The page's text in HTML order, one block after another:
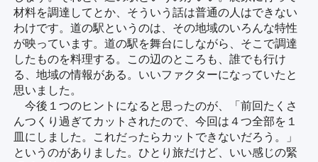
材料を調達してとか、そういう話は普通の人はできない
わけです。道の駅というのは、その地域のいろんな特性
が映っています。道の駅を舞台にしながら、そこで調達
したものを料理する。この辺のところも、誰でも行け
る、地域の情報がある。いいファクターになっていたと
思いました。
今後１つのヒントになると思ったのが、「前回たくさ
んつくり過ぎてカットされたので、今回は４つ全部を１
皿にしました。これだったらカットできないだろう。」
というのがありました。ひとり旅だけど、いい感じの緊